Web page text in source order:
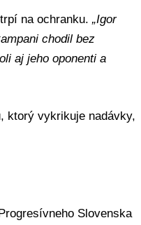
na ochranku. „Igor
chodil bez
aj jeho oponenti a
ktorý vykrikuje nadávky,
Slovenska